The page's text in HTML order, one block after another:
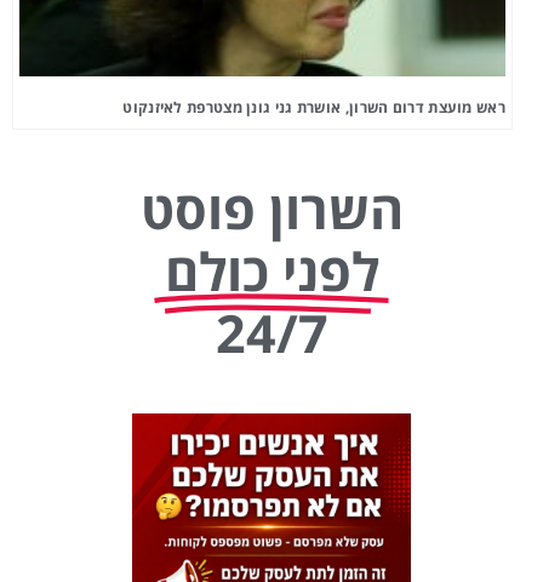
ראש מועצת דרום השרון, אושרת גני גונן מצטרפת לאיזנקוט
השרון פוסט
לפני כולם
24/7